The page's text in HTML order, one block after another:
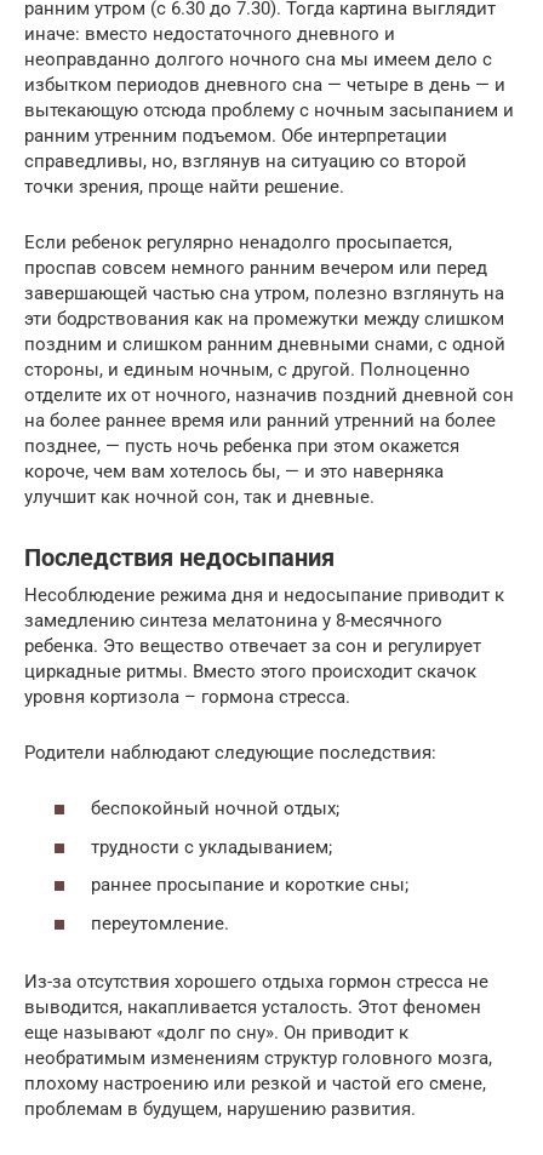
ранним утром (с 6.30 до 7.30). Тогда картина выглядит
иначе: вместо недостаточного дневного и
неоправданно долгого ночного сна мы имеем дело с
избытком периодов дневного сна — четыре в день — и
вытекающую отсюда проблему с ночным засыпанием и
ранним утренним подъемом. Обе интерпретации
справедливы, но, взглянув на ситуацию со второй
точки зрения, проще найти решение.
Если ребенок регулярно ненадолго просыпается,
проспав совсем немного ранним вечером или перед
завершающей частью сна утром, полезно взглянуть на
эти бодрствования как на промежутки между слишком
поздним и слишком ранним дневными снами, с одной
стороны, и единым ночным, с другой. Полноценно
отделите их от ночного, назначив поздний дневной сон
на более раннее время или ранний утренний на более
позднее, — пусть ночь ребенка при этом окажется
короче, чем вам хотелось бы, — и это наверняка
улучшит как ночной сон, так и дневные.
Последствия недосыпания
Несоблюдение режима дня и недосыпание приводит к
замедлению синтеза мелатонина у 8-месячного
ребенка. Это вещество отвечает за сон и регулирует
циркадные ритмы. Вместо этого происходит скачок
уровня кортизола – гормона стресса.
Родители наблюдают следующие последствия:
беспокойный ночной отдых;
трудности с укладыванием;
раннее просыпание и короткие сны;
переутомление.
Из-за отсутствия хорошего отдыха гормон стресса не
выводится, накапливается усталость. Этот феномен
еще называют «долг по сну». Он приводит к
необратимым изменениям структур головного мозга,
плохому настроению или резкой и частой его смене,
проблемам в будущем, нарушению развития.